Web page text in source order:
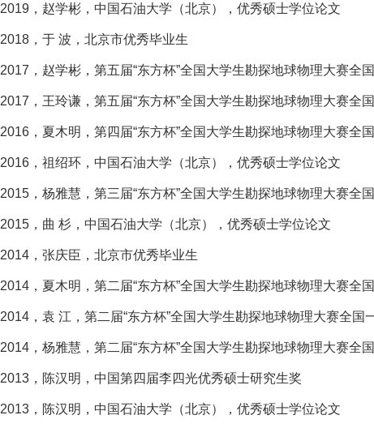
2019，赵学彬，中国石油大学（北京），优秀硕士学位论文
2018，于 波，北京市优秀毕业生
2017，赵学彬，第五届“东方杯”全国大学生勘探地球物理大赛全
2017，王玲谦，第五届“东方杯”全国大学生勘探地球物理大赛全
2016，夏木明，第四届“东方杯”全国大学生勘探地球物理大赛全
2016，祖绍环，中国石油大学（北京），优秀硕士学位论文
2015，杨雅慧，第三届“东方杯”全国大学生勘探地球物理大赛全
2015，曲 杉，中国石油大学（北京），优秀硕士学位论文
2014，张庆臣，北京市优秀毕业生
2014，夏木明，第二届“东方杯”全国大学生勘探地球物理大赛全
2014，袁 江，第二届“东方杯”全国大学生勘探地球物理大赛全国
2014，杨雅慧，第二届“东方杯”全国大学生勘探地球物理大赛全
2013，陈汉明，中国第四届李四光优秀硕士研究生奖
2013，陈汉明，中国石油大学（北京），优秀硕士学位论文